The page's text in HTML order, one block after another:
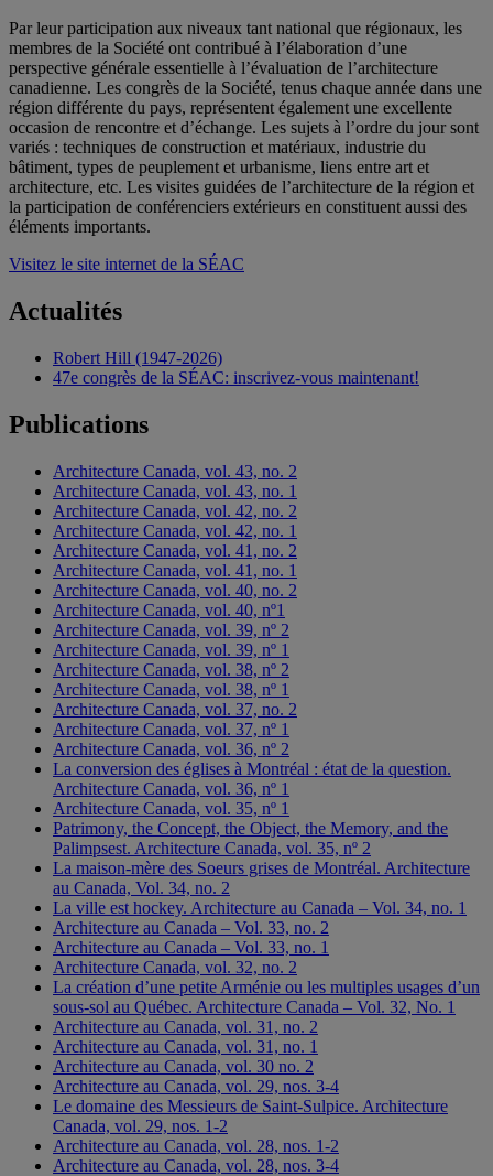
Par leur participation aux niveaux tant national que régionaux, les
membres de la Société ont contribué à l’élaboration d’une
perspective générale essentielle à l’évaluation de l’architecture
canadienne. Les congrès de la Société, tenus chaque année dans une
région différente du pays, représentent également une excellente
occasion de rencontre et d’échange. Les sujets à l’ordre du jour sont
variés : techniques de construction et matériaux, industrie du
bâtiment, types de peuplement et urbanisme, liens entre art et
architecture, etc. Les visites guidées de l’architecture de la région et
la participation de conférenciers extérieurs en constituent aussi des
éléments importants.
Visitez le site internet de la SÉAC
Actualités
Robert Hill (1947-2026)
47e congrès de la SÉAC: inscrivez-vous maintenant!
Publications
Architecture Canada, vol. 43, no. 2
Architecture Canada, vol. 43, no. 1
Architecture Canada, vol. 42, no. 2
Architecture Canada, vol. 42, no. 1
Architecture Canada, vol. 41, no. 2
Architecture Canada, vol. 41, no. 1
Architecture Canada, vol. 40, no. 2
Architecture Canada, vol. 40, nº1
Architecture Canada, vol. 39, nº 2
Architecture Canada, vol. 39, nº 1
Architecture Canada, vol. 38, nº 2
Architecture Canada, vol. 38, nº 1
Architecture Canada, vol. 37, no. 2
Architecture Canada, vol. 37, nº 1
Architecture Canada, vol. 36, nº 2
La conversion des églises à Montréal : état de la question.
Architecture Canada, vol. 36, nº 1
Architecture Canada, vol. 35, nº 1
Patrimony, the Concept, the Object, the Memory, and the
Palimpsest. Architecture Canada, vol. 35, nº 2
La maison-mère des Soeurs grises de Montréal. Architecture
au Canada, Vol. 34, no. 2
La ville est hockey. Architecture au Canada – Vol. 34, no. 1
Architecture au Canada – Vol. 33, no. 2
Architecture au Canada – Vol. 33, no. 1
Architecture Canada, vol. 32, no. 2
La création d’une petite Arménie ou les multiples usages d’un
sous-sol au Québec. Architecture Canada – Vol. 32, No. 1
Architecture au Canada, vol. 31, no. 2
Architecture au Canada, vol. 31, no. 1
Architecture au Canada, vol. 30 no. 2
Architecture au Canada, vol. 29, nos. 3-4
Le domaine des Messieurs de Saint-Sulpice. Architecture
Canada, vol. 29, nos. 1-2
Architecture au Canada, vol. 28, nos. 1-2
Architecture au Canada, vol. 28, nos. 3-4